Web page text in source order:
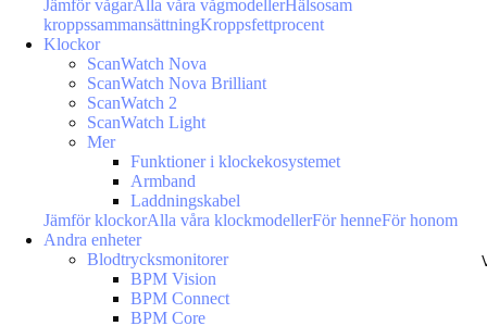
Jämför vågarAlla våra vågmodellerHälsosam
kroppssammansättningKroppsfettprocent
Klockor
ScanWatch Nova
ScanWatch Nova Brilliant
ScanWatch 2
ScanWatch Light
Mer
Funktioner i klockekosystemet
Armband
Laddningskabel
Jämför klockorAlla våra klockmodellerFör henneFör honom
Andra enheter
Blodtrycksmonitorer
BPM Vision
BPM Connect
BPM Core